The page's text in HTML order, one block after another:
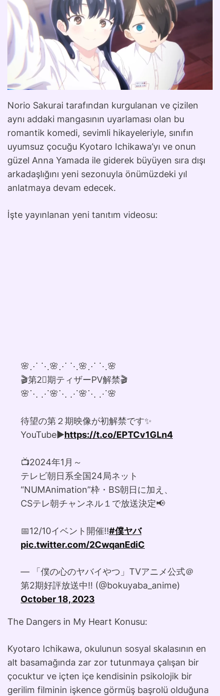
Norio Sakurai tarafından kurgulanan ve çizilen
aynı addaki mangasının uyarlaması olan bu
romantik komedi, sevimli hikayeleriyle, sınıfın
uyumsuz çocuğu Kyotaro Ichikawa’yı ve onun
güzel Anna Yamada ile giderek büyüyen sıra dışı
arkadaşlığını yeni sezonuyla önümüzdeki yıl
anlatmaya devam edecek.
İşte yayınlanan yeni tanıtım videosu:
🌸⋰ ⋱🌸⋰ ⋱🌸⋰ ⋱🌸
🎬第2⃣期ティザーPV解禁🎬
🌸⋱ ⋰🌸⋱ ⋰🌸⋱ ⋰🌸
待望の第２期映像が初解禁です✨
YouTube▶https://t.co/EPTCv1GLn4
📺2024年1月～
テレビ朝日系全国24局ネット
“NUMAnimation”枠・BS朝日に加え、
CSテレ朝チャンネル１で放送決定📢
📅12/10イベント開催!!#僕ヤバ
pic.twitter.com/2CwqanEdiC
— 「僕の心のヤバイやつ」TVアニメ公式＠
第2期好評放送中!! (@bokuyaba_anime)
October 18, 2023
The Dangers in My Heart Konusu:
Kyotaro Ichikawa, okulunun sosyal skalasının en
alt basamağında zar zor tutunmaya çalışan bir
çocuktur ve içten içe kendisinin psikolojik bir
gerilim filminin işkence görmüş başrolü olduğuna